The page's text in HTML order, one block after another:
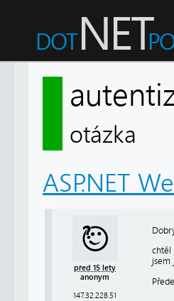
otázka
ASP.NET
před 15 lety
anonym
147.32.228.51
chtěl
jsem